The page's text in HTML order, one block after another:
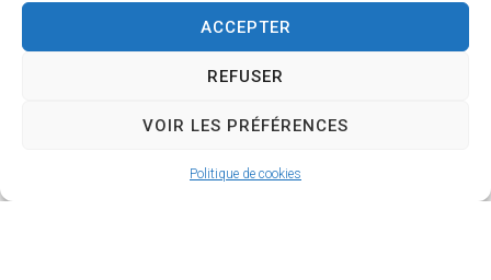
ACCEPTER
REFUSER
VOIR LES PRÉFÉRENCES
Politique de cookies
2022